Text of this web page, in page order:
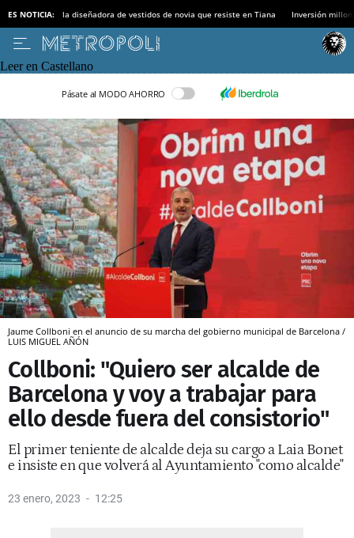
ES NOTICIA: la diseñadora de vestidos de novia que resiste en Tiana Inversión
Leer en Castellano
Pásate al MODO AHORRO
Jaume Collboni en el anuncio de su marcha del gobierno municipal de Barcelona /
LUIS MIGUEL AÑÓN
Collboni: "Quiero ser alcalde de
Barcelona y voy a trabajar para
ello desde fuera del consistorio"
El primer teniente de alcalde deja su cargo a Laia Bonet
e insiste en que volverá al Ayuntamiento "como alcalde"
23 enero, 2023 12:25